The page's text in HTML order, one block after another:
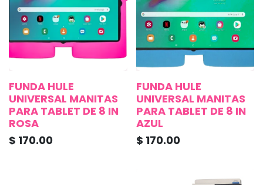
FUNDA HULE
UNIVERSAL MANITAS
PARA TABLET DE 8 IN
ROSA
$ 170.00
FUNDA HULE
UNIVERSAL MANITAS
PARA TABLET DE 8 IN
AZUL
$ 170.00